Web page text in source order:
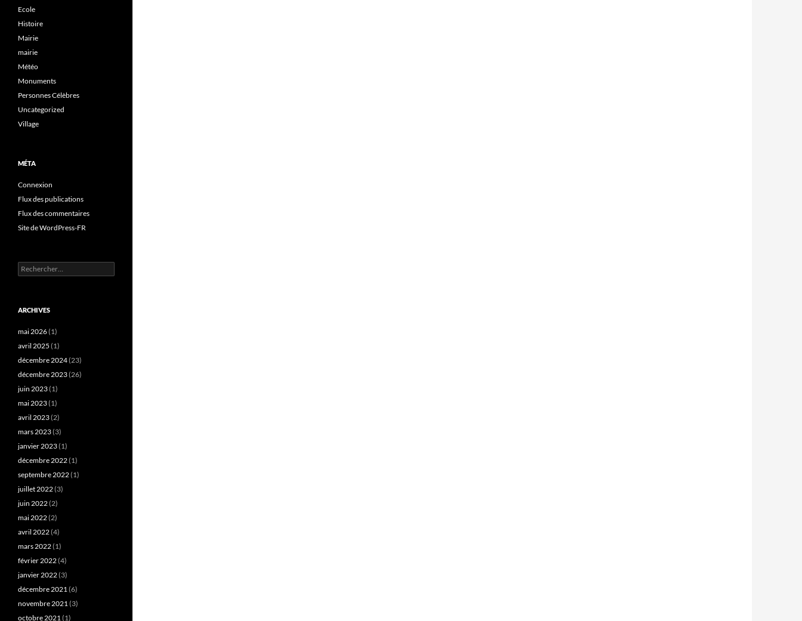
Ecole
Histoire
Mairie
mairie
Météo
Monuments
Personnes Célèbres
Uncategorized
Village
MÉTA
Connexion
Flux des publications
Flux des commentaires
Site de WordPress-FR
Rechercher :
ARCHIVES
mai 2026(1)
avril 2025 (1)
décembre 2024(23)
décembre 2023(26)
juin 2023(1)
mai 2023(1)
avril 2023(2)
mars 2023(3)
janvier 2023(1)
décembre 2022(1)
septembre 2022(1)
juillet 2022(3)
juin 2022(2)
mai 2022(2)
avril 2022(4)
mars 2022(1)
février 2022(4)
janvier 2022(3)
décembre 2021(6)
novembre 2021(3)
octobre 2021(1)